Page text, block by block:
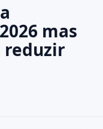
para fechar.mas
reduzir